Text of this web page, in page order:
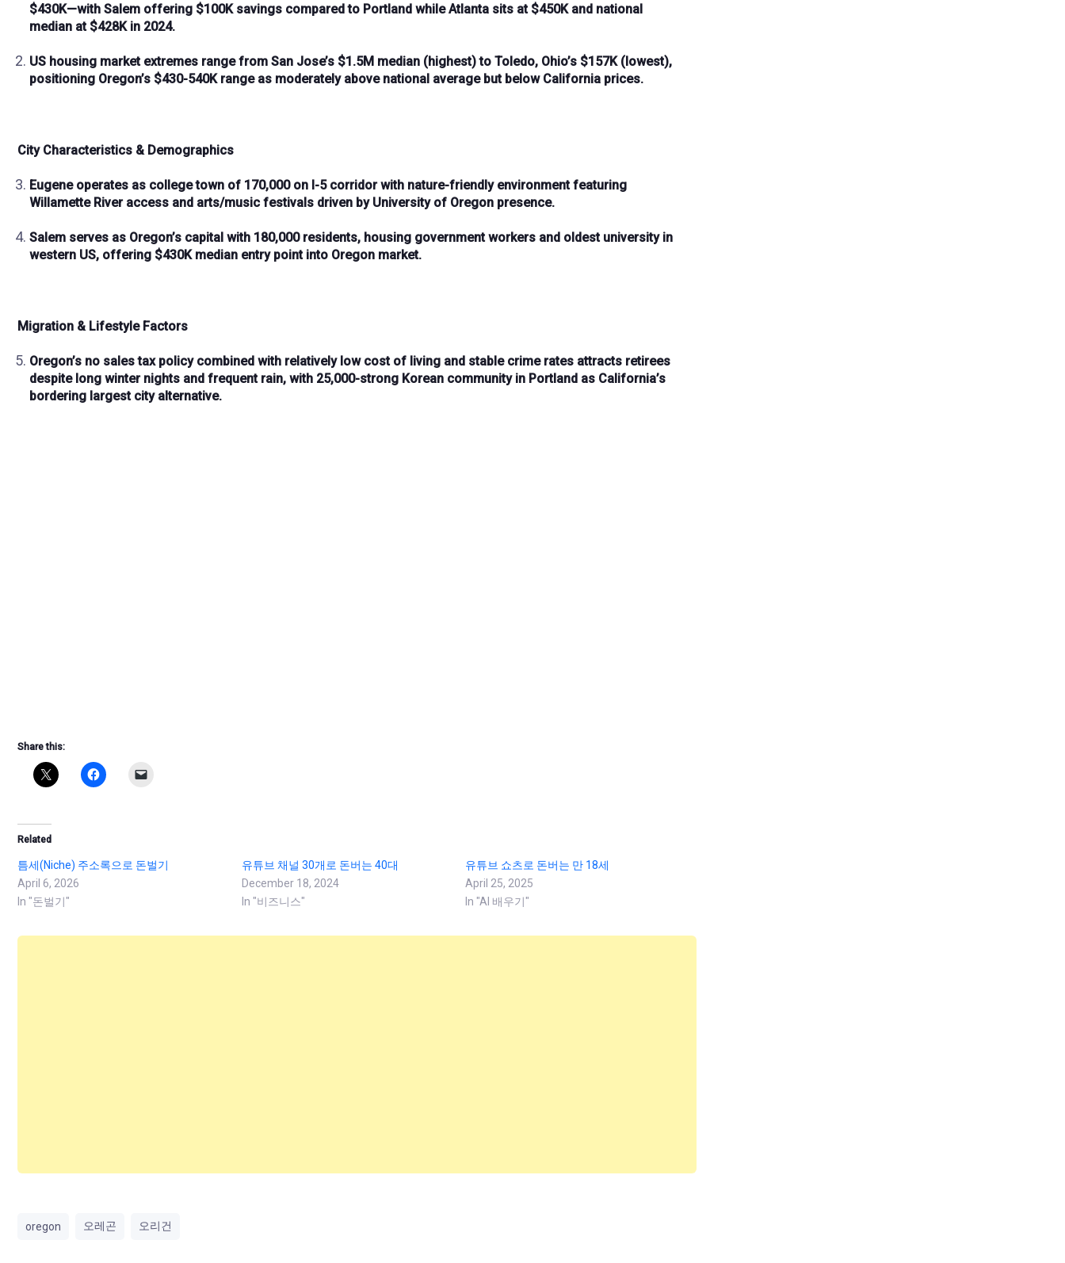
$430K—with Salem offering $100K savings compared to Portland while Atlanta sits at $450Kand national
median at $428Kin 2024.
US housing market extremes range from San Jose’s $1.5M median (highest) to Toledo, Ohio’s $157K(lowest),
positioning Oregon’s $430-540K rangeas moderately above national average but below California prices.
City Characteristics & Demographics
Eugene operates as college town of 170,000on I-5 corridorwith nature-friendly environmentfeaturing
Willamette River access and arts/music festivals driven by University of Oregon presence.
Salem serves as Oregon’s capital with 180,000 residents, housing government workers and oldest university in
western US, offering $430K median entry point into Oregon market.
Migration & Lifestyle Factors
Oregon’s no sales tax policycombined with relatively low cost of living and stable crime rates attracts retirees
despite long winter nights and frequent rain, with 25,000-strong Korean communityin Portland as California’s
bordering largest cityalternative.
Share this:
Related
틈세(Niche) 주소록으로 돈벌기
April 6, 2026
In "돈벌기"
유튜브 채널 30개로 돈버는 40대
December 18, 2024
In "비즈니스"
유튜브 쇼츠로 돈버는 만 18세
April 25, 2025
In "AI 배우기"
oregon 오레곤 오리건